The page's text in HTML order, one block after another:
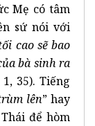
Mẹ có tâm
sứ nói với
cao sẽ bao
bà sinh ra
35). Tiếng
lên” hay
để hòm